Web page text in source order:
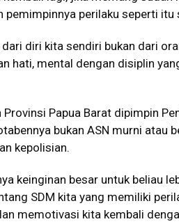
pemimpinnya perilaku seperti itu
diri kita sendiri bukan dari
hati, mental dengan disiplin
Papua Barat dipimpin
bukan ASN murni atau
kepolisian.
keinginan besar untuk beliau
SDM kita yang memiliki
memotivasi kita kembali